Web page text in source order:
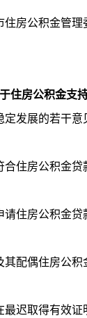
公积金管理
住房公积金支
展的若干意
房公积金贷
房公积金贷
偶住房公积
取得有效证